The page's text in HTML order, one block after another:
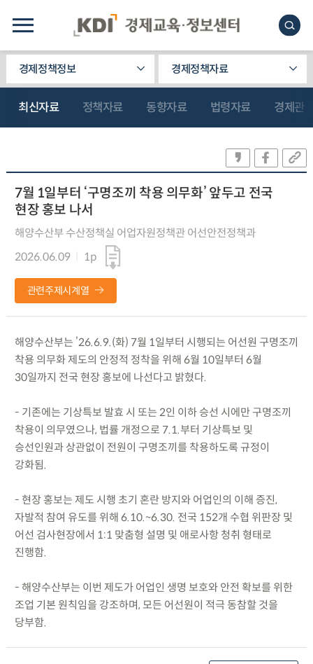
경제정책정보 경제정책자료
최신자료 정책자료 동향자료 법령자료 경제관
7월 1일부터 ‘구명조끼 착용 의무화’ 앞두고 전국
현장 홍보 나서
해양수산부 수산정책실 어업자원정책관 어선안전정책과
2026.06.09
1p
관련주제시계열
해양수산부는 ’26.6.9.(화) 7월 1일부터 시행되는 어선원 구명조끼
착용 의무화 제도의 안정적 정착을 위해 6월 10일부터 6월
30일까지 전국 현장 홍보에 나선다고 밝혔다.
- 기존에는 기상특보 발효 시 또는 2인 이하 승선 시에만 구명조끼
착용이 의무였으나, 법률 개정으로 7.1.부터 기상특보 및
승선인원과 상관없이 전원이 구명조끼를 착용하도록 규정이
강화됨.
- 현장 홍보는 제도 시행 초기 혼란 방지와 어업인의 이해 증진,
자발적 참여 유도를 위해 6.10.~6.30. 전국 152개 수협 위판장 및
어선 검사현장에서 1:1 맞춤형 설명 및 애로사항 청취 형태로
진행함.
- 해양수산부는 이번 제도가 어업인 생명 보호와 안전 확보를 위한
조업 기본 원칙임을 강조하며, 모든 어선원이 적극 동참할 것을
당부함.